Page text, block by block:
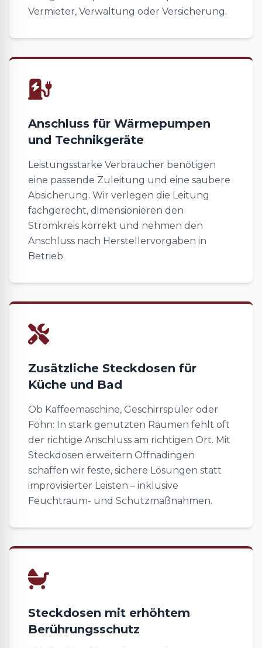
Vermieter, Verwaltung oder Versicherung.
Anschluss für Wärmepumpen
und Technikgeräte
Leistungsstarke Verbraucher benötigen
eine passende Zuleitung und eine saubere
Absicherung. Wir verlegen die Leitung
fachgerecht, dimensionieren den
Stromkreis korrekt und nehmen den
Anschluss nach Herstellervorgaben in
Betrieb.
Zusätzliche Steckdosen für
Küche und Bad
Ob Kaffeemaschine, Geschirrspüler oder
Föhn: In stark genutzten Räumen fehlt oft
der richtige Anschluss am richtigen Ort. Mit
Steckdosen erweitern Offnadingen
schaffen wir feste, sichere Lösungen statt
improvisierter Leisten – inklusive
Feuchtraum- und Schutzmaßnahmen.
Steckdosen mit erhöhtem
Berührungsschutz